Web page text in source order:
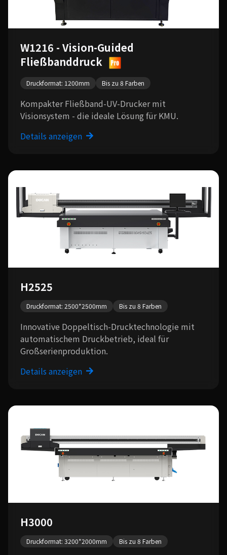
W1216 - Vision-Guided
Fließbanddruck
Druckformat: 1200mm Bis zu 8 Farben
Kompakter Fließband-UV-Drucker mit
Visionsystem - die ideale Lösung für KMU.
Details anzeigen
H2525
Druckformat: 2500*2500mm Bis zu 8 Farben
Innovative Doppeltisch-Drucktechnologie mit
automatischem Druckbetrieb, ideal für
Großserienproduktion.
Details anzeigen
H3000
Druckformat: 3200*2000mm Bis zu 8 Farben